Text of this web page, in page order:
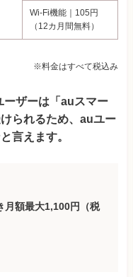
Wi-Fi機能｜105円
（12カ月間無料）
※料金はすべて税込み
ーザーは「auスマー
られるため、auユー
言えます。
月額最大1,100円（税